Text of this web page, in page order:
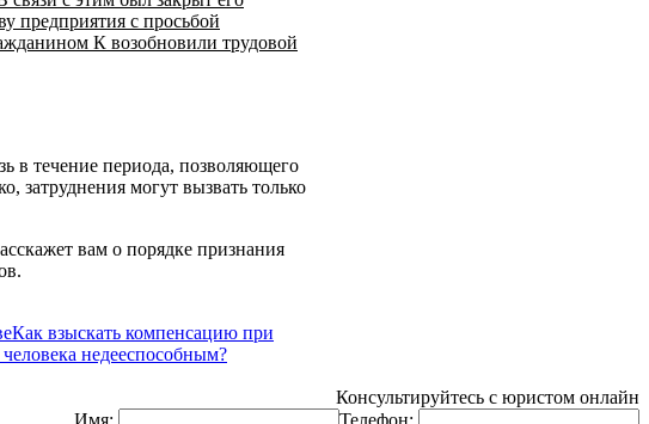
предприятия с просьбой
К возобновили трудовой
в течение периода, позволяющего
затруднения могут вызвать только
вам о порядке признания
Как взыскать компенсацию при
недееспособным?
Консультируйтесь с юристом онлайн
Имя:
Телефон: